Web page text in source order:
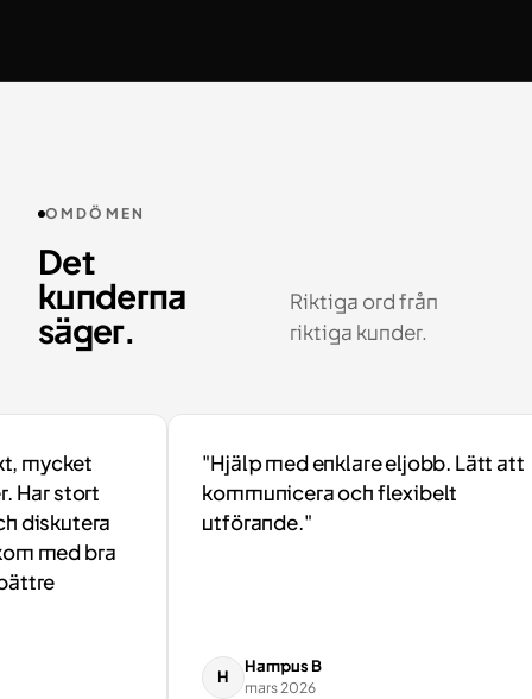
OMDÖMEN
Det
kunderna
säger.
Riktiga ord från
riktiga kunder.
stort
med bra
"Hjälp med enklare eljobb. Lätt att
kommunicera och flexibelt
utförande."
H
Hampus B
mars 2026